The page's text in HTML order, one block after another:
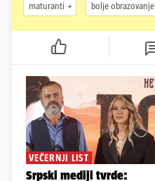
maturanti bolje obrazovanje